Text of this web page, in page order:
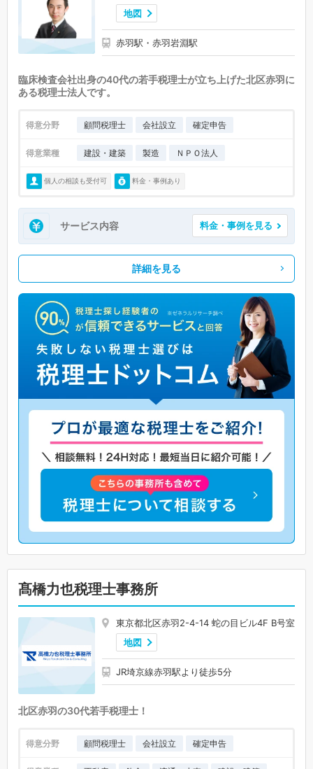
地図
赤羽駅・赤羽岩淵駅
臨床検査会社出身の40代の若手税理士が立ち上げた北区赤羽に
ある税理士法人です。
得意分野 顧問税理士 会社設立 確定申告
得意業種 建設・建築 製造 ＮＰＯ法人
個人の相談も受付可 料金・事例あり
サービス内容 料金・事例を見る
詳細を見る
髙橋力也税理士事務所
東京都北区赤羽2-4-14 蛇の目ビル4F B号室
地図
JR埼京線赤羽駅より徒歩5分
北区赤羽の30代若手税理士！
得意分野 顧問税理士 会社設立 確定申告